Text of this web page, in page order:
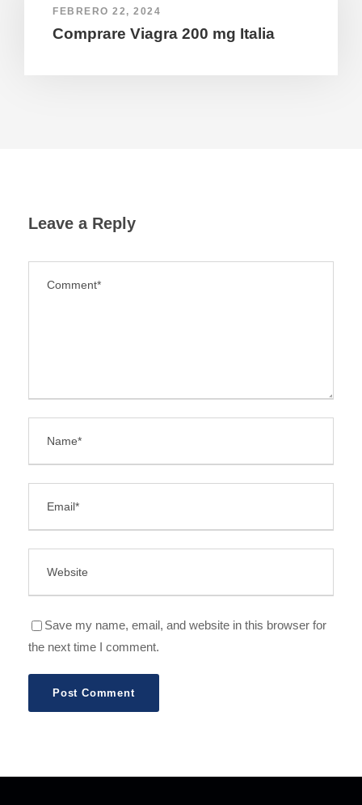
FEBRERO 22, 2024
Comprare Viagra 200 mg Italia
Leave a Reply
Save my name, email, and website in this browser for
the next time I comment.